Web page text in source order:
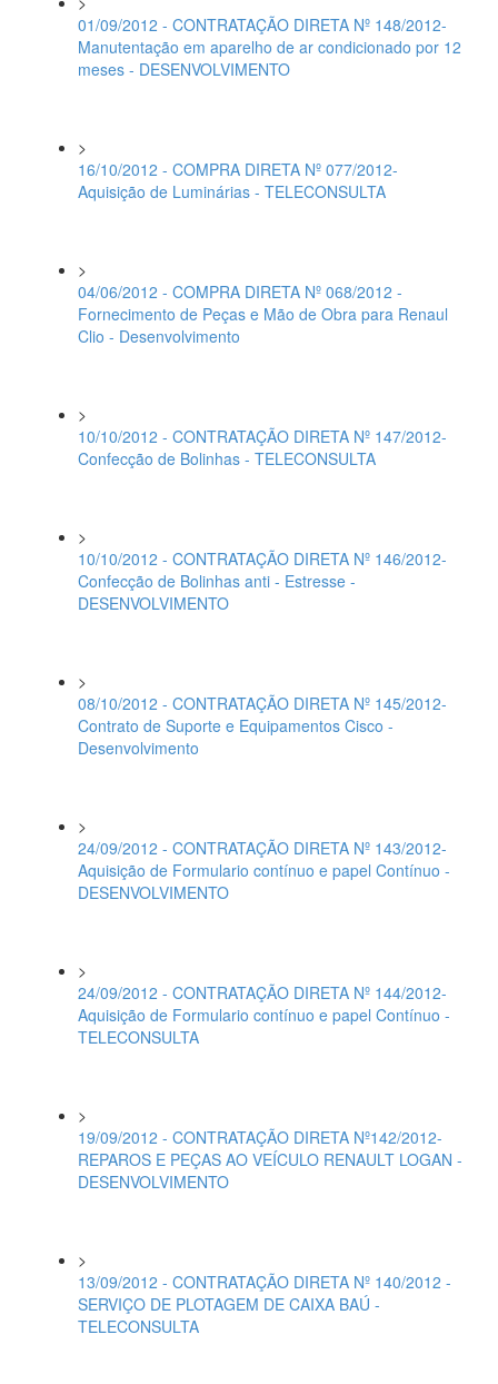
01/09/2012 - CONTRATAÇÃO DIRETA Nº 148/2012-
Manutentação em aparelho de ar condicionado por 12
meses - DESENVOLVIMENTO
>
16/10/2012 - COMPRA DIRETA Nº 077/2012-
Aquisição de Luminárias - TELECONSULTA
>
04/06/2012 - COMPRA DIRETA Nº 068/2012 -
Fornecimento de Peças e Mão de Obra para Renaul
Clio - Desenvolvimento
>
10/10/2012 - CONTRATAÇÃO DIRETA Nº 147/2012-
Confecção de Bolinhas - TELECONSULTA
>
10/10/2012 - CONTRATAÇÃO DIRETA Nº 146/2012-
Confecção de Bolinhas anti - Estresse -
DESENVOLVIMENTO
>
08/10/2012 - CONTRATAÇÃO DIRETA Nº 145/2012-
Contrato de Suporte e Equipamentos Cisco -
Desenvolvimento
>
24/09/2012 - CONTRATAÇÃO DIRETA Nº 143/2012-
Aquisição de Formulario contínuo e papel Contínuo -
DESENVOLVIMENTO
>
24/09/2012 - CONTRATAÇÃO DIRETA Nº 144/2012-
Aquisição de Formulario contínuo e papel Contínuo -
TELECONSULTA
>
19/09/2012 - CONTRATAÇÃO DIRETA Nº142/2012-
REPAROS E PEÇAS AO VEÍCULO RENAULT LOGAN -
DESENVOLVIMENTO
>
13/09/2012 - CONTRATAÇÃO DIRETA Nº 140/2012 -
SERVIÇO DE PLOTAGEM DE CAIXA BAÚ -
TELECONSULTA